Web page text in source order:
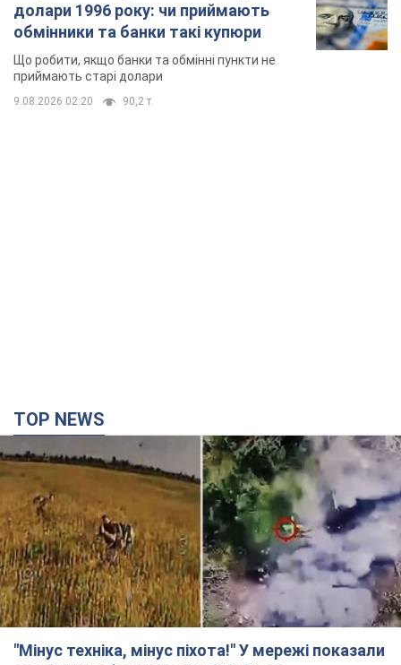
долари 1996 року: чи приймають
обмінники та банки такі купюри
Що робити, якщо банки та обмінні пункти не
приймають старі долари
9.08.2026 02:20 90,2 т.
TOP NEWS
"Мінус техніка, мінус піхота!" У мережі показали